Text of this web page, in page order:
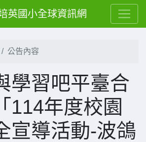
英國小全球資訊網
公告內容
學習吧平臺合
114年度校園
宣導活動-波鴿